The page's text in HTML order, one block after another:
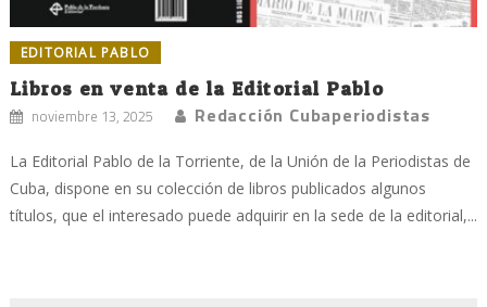
EDITORIAL PABLO
Libros en venta de la Editorial Pablo
noviembre 13, 2025 Redacción Cubaperiodistas
La Editorial Pablo de la Torriente, de la Unión de la Periodistas de
Cuba, dispone en su colección de libros publicados algunos
títulos, que el interesado puede adquirir en la sede de la editorial,...